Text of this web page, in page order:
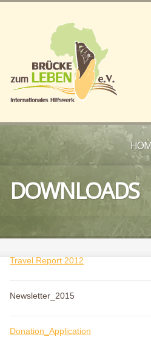
DOWNLOADS
Travel Report 2012
Newsletter_2015
Donation_Application